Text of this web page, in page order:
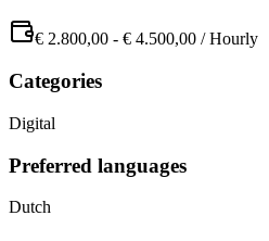
€ 2.800,00 - € 4.500,00 / Hourly
Categories
Digital
Preferred languages
Dutch